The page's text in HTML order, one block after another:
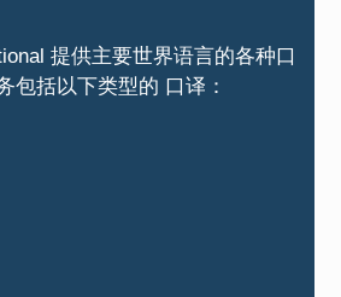
提供主要世界语言的各种口
包括以下类型的 口译：